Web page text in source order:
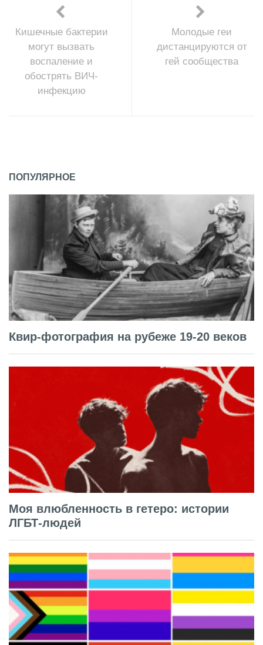
Кишечные бактерии
могут вызвать
воспаление и
обострять ВИЧ-
инфекцию
Молодые геи
дистанцируются от
гей сообщества
ПОПУЛЯРНОЕ
Квир-фотография на рубеже 19-20 веков
Моя влюбленность в гетеро: истории
ЛГБТ-людей